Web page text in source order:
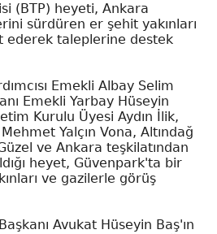
(BTP) heyeti, Ankara
sürdüren er şehit yakınları
ederek taleplerine destek
Emekli Albay Selim
Emekli Yarbay Hüseyin
Kurulu Üyesi Aydın İlik,
Yalçın Vona, Altındağ
ve Ankara teşkilatından
heyet, Güvenpark'ta bir
ve gazilerle görüş
Avukat Hüseyin Baş'ın